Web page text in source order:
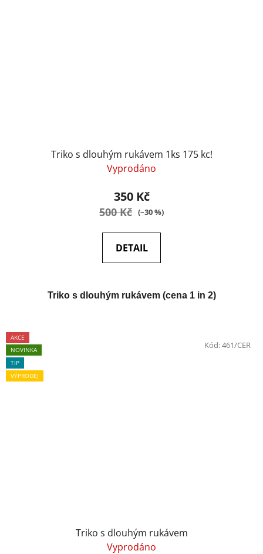
Triko s dlouhým rukávem 1ks 175 kc!
Vyprodáno
350 Kč
500 Kč (–30 %)
DETAIL
Triko s dlouhým rukávem (cena 1 in 2)
AKCE
NOVINKA
TIP
VÝPRODEJ
Triko s dlouhým rukávem
Vyprodáno
Kód:461/CER